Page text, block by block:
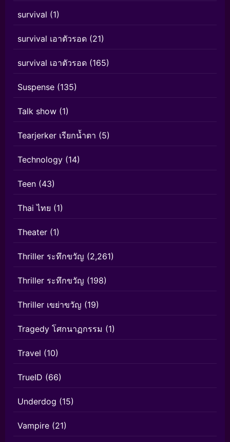
survival (1)
survival เอาตัวรอด (21)
survival เอาตัวรอด (165)
Suspense (135)
Talk show (1)
Tearjerker เรียกน้ำตา (5)
Technology (14)
Teen (43)
Thai ไทย (1)
Theater (1)
Thriller ระทึกขวัญ (2,261)
Thriller ระทึกขวัญ (198)
Thriller เขย่าขวัญ (19)
Tragedy โศกนาฏกรรม (1)
Travel (10)
TrueID (66)
Underdog (15)
Vampire (21)